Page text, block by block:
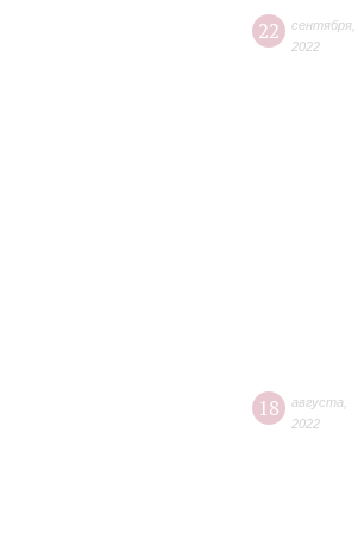
22 сентября
2022
18 августа
2022